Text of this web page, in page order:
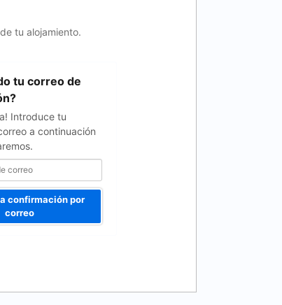
tu alojamiento.
tu correo de
Introduce tu
a continuación
confirmación por
correo